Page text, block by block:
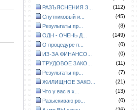
РАЗЪЯСНЕНИЯ З...
(112)
Спутниковый и...
(45)
Результаты пр...
(8)
ОДН - ОЧЕНЬ Д...
(149)
О процедуре п...
(0)
ИЗ-ЗА ФИНАНСО...
(0)
ТРУДОВОЕ ЗАКО...
(11)
Результаты пр...
(7)
ЖИЛИЩНОЕ ЗАКО...
(21)
Что у вас в х...
(13)
Разыскиваю ро...
(0)